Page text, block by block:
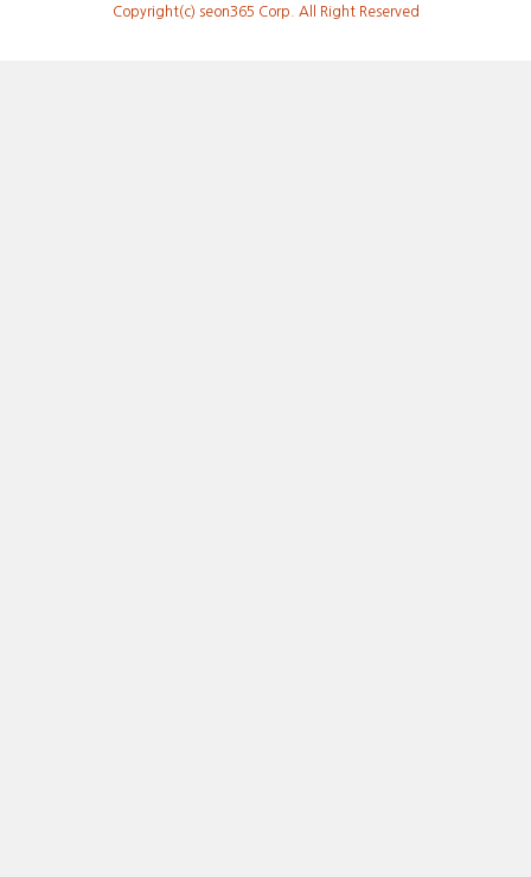
Copyright(c) seon365 Corp. All Right Reserved